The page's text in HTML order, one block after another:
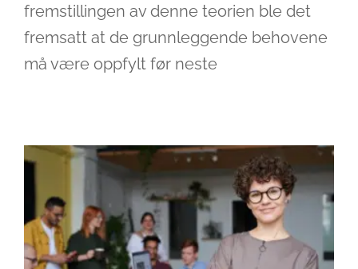
fremstillingen av denne teorien ble det
fremsatt at de grunnleggende behovene
må være oppfylt før neste
Pull i administrative prosesser